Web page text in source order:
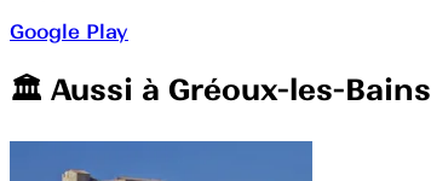
Google Play
🏛️️ Aussi à Gréoux-les-Bains